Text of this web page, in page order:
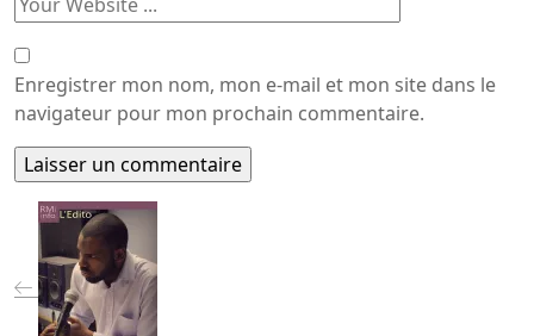
Enregistrer mon nom, mon e-mail et mon site dans le
navigateur pour mon prochain commentaire.